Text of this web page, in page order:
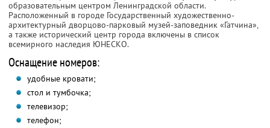
образовательным центром Ленинградской области.
Расположенный в городе Государственный художественно-
архитектурный дворцово-парковый музей-заповедник «Гатчина»,
а также исторический центр города включены в список
всемирного наследия ЮНЕСКО.
Оснащение номеров:
удобные кровати;
стол и тумбочка;
телевизор;
телефон;